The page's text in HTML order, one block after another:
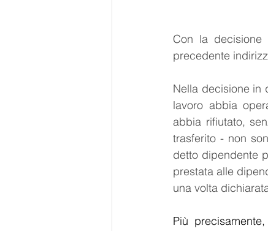
Con la
precedente
Nella decisione in
lavoro abbia
abbia rifiutato,
trasferito - non
detto dipendente
prestata alle
una volta
Più